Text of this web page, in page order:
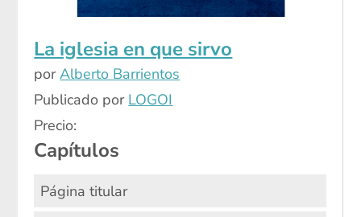
La iglesia en que sirvo
porAlberto Barrientos
Publicado por LOGOI
Precio:
Capítulos
Página titular